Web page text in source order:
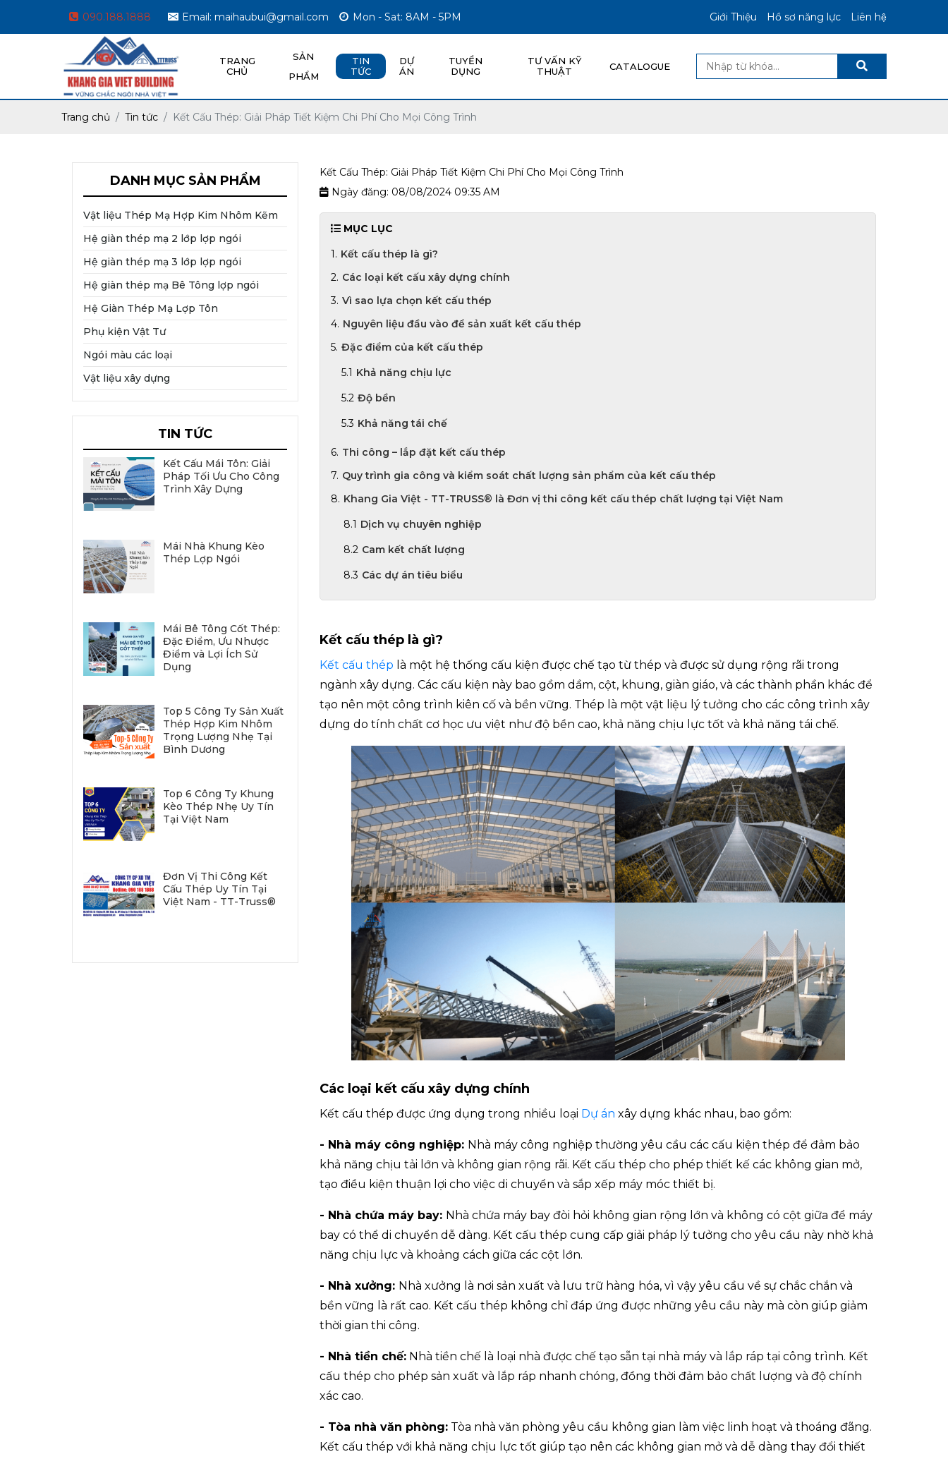
090.188.1888 Email: maihaubui@gmail.com Mon - Sat: 8AM - 5PM Giới Thiệu Hồ sơ năng lực Liên hệ
TRANG
CHỦ
SẢN
PHẨM
TIN
TỨC
DỰ
ÁN
TUYỂN
DỤNG
TƯ VẤN KỸ
THUẬT
CATALOGUE
Trang chủ Tin tức Kết Cấu Thép: Giải Pháp Tiết Kiệm Chi Phí Cho Mọi Công Trình
DANH MỤC SẢN PHẨM
Vật liệu Thép Mạ Hợp Kim Nhôm Kẽm
Hệ giàn thép mạ 2 lớp lợp ngói
Hệ giàn thép mạ 3 lớp lợp ngói
Hệ giàn thép mạ Bê Tông lợp ngói
Hệ Giàn Thép Mạ Lợp Tôn
Phụ kiện Vật Tư
Ngói màu các loại
Vật liệu xây dựng
TIN TỨC
Kết Cấu Mái Tôn: Giải
Pháp Tối Ưu Cho Công
Trình Xây Dựng
Mái Nhà Khung Kèo
Thép Lợp Ngói
Mái Bê Tông Cốt Thép:
Đặc Điểm, Ưu Nhược
Điểm và Lợi Ích Sử
Dụng
Top 5 Công Ty Sản Xuất
Thép Hợp Kim Nhôm
Trọng Lượng Nhẹ Tại
Bình Dương
Top 6 Công Ty Khung
Kèo Thép Nhẹ Uy Tín
Tại Việt Nam
Đơn Vị Thi Công Kết
Cấu Thép Uy Tín Tại
Việt Nam - TT-Truss®
Kết Cấu Thép: Giải Pháp Tiết Kiệm Chi Phí Cho Mọi Công Trình
Ngày đăng: 08/08/2024 09:35 AM
MỤC LỤC
Kết cấu thép là gì?
Các loại kết cấu xây dựng chính
Vì sao lựa chọn kết cấu thép
Nguyên liệu đầu vào để sản xuất kết cấu thép
Đặc điểm của kết cấu thép
Khả năng chịu lực
Độ bền
Khả năng tái chế
Thi công – lắp đặt kết cấu thép
Quy trình gia công và kiểm soát chất lượng sản phẩm của kết cấu thép
Khang Gia Việt - TT-TRUSS® là Đơn vị thi công kết cấu thép chất lượng tại Việt Nam
Dịch vụ chuyên nghiệp
Cam kết chất lượng
Các dự án tiêu biểu
Kết cấu thép là gì?
Kết cấu thép là một hệ thống cấu kiện được chế tạo từ thép và được sử dụng rộng rãi trong
ngành xây dựng. Các cấu kiện này bao gồm dầm, cột, khung, giàn giáo, và các thành phần khác để
tạo nên một công trình kiên cố và bền vững. Thép là một vật liệu lý tưởng cho các công trình xây
dựng do tính chất cơ học ưu việt như độ bền cao, khả năng chịu lực tốt và khả năng tái chế.
Các loại kết cấu xây dựng chính
Kết cấu thép được ứng dụng trong nhiều loại Dự án xây dựng khác nhau, bao gồm:
- Nhà máy công nghiệp: Nhà máy công nghiệp thường yêu cầu các cấu kiện thép để đảm bảo
khả năng chịu tải lớn và không gian rộng rãi. Kết cấu thép cho phép thiết kế các không gian mở,
tạo điều kiện thuận lợi cho việc di chuyển và sắp xếp máy móc thiết bị.
- Nhà chứa máy bay: Nhà chứa máy bay đòi hỏi không gian rộng lớn và không có cột giữa để máy
bay có thể di chuyển dễ dàng. Kết cấu thép cung cấp giải pháp lý tưởng cho yêu cầu này nhờ khả
năng chịu lực và khoảng cách giữa các cột lớn.
- Nhà xưởng: Nhà xưởng là nơi sản xuất và lưu trữ hàng hóa, vì vậy yêu cầu về sự chắc chắn và
bền vững là rất cao. Kết cấu thép không chỉ đáp ứng được những yêu cầu này mà còn giúp giảm
thời gian thi công.
- Nhà tiền chế: Nhà tiền chế là loại nhà được chế tạo sẵn tại nhà máy và lắp ráp tại công trình. Kết
cấu thép cho phép sản xuất và lắp ráp nhanh chóng, đồng thời đảm bảo chất lượng và độ chính
xác cao.
- Tòa nhà văn phòng: Tòa nhà văn phòng yêu cầu không gian làm việc linh hoạt và thoáng đãng.
Kết cấu thép với khả năng chịu lực tốt giúp tạo nên các không gian mở và dễ dàng thay đổi thiết